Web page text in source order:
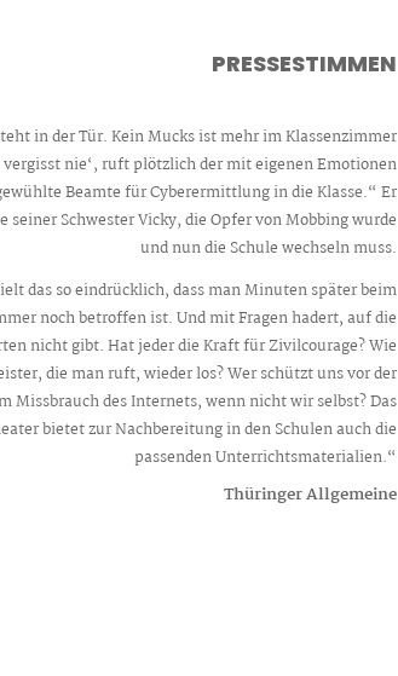
PRESSESTIMMEN
in der Tür. Kein Mucks ist mehr im Klassenzimmer
vergisst nie‘, ruft plötzlich der mit eigenen Emotionen
Beamte für Cyberermittlung in die Klasse.“ Er
seiner Schwester Vicky, die Opfer von Mobbing wurde
und nun die Schule wechseln muss.
das so eindrücklich, dass man Minuten später beim
noch betroffen ist. Und mit Fragen hadert, auf die
nicht gibt. Hat jeder die Kraft für Zivilcourage? Wie
die man ruft, wieder los? Wer schützt uns vor der
Missbrauch des Internets, wenn nicht wir selbst? Das
bietet zur Nachbereitung in den Schulen auch die
passenden Unterrichtsmaterialien.“
Thüringer Allgemeine